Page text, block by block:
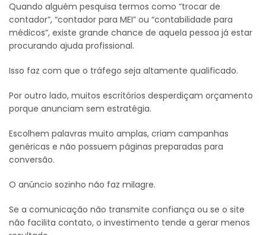
Quando alguém pesquisa termos como “trocar de
contador”, “contador para MEI” ou “contabilidade para
médicos”, existe grande chance de aquela pessoa já estar
procurando ajuda profissional.
Isso faz com que o tráfego seja altamente qualificado.
Por outro lado, muitos escritórios desperdiçam orçamento
porque anunciam sem estratégia.
Escolhem palavras muito amplas, criam campanhas
genéricas e não possuem páginas preparadas para
conversão.
O anúncio sozinho não faz milagre.
Se a comunicação não transmite confiança ou se o site
não facilita contato, o investimento tende a gerar menos